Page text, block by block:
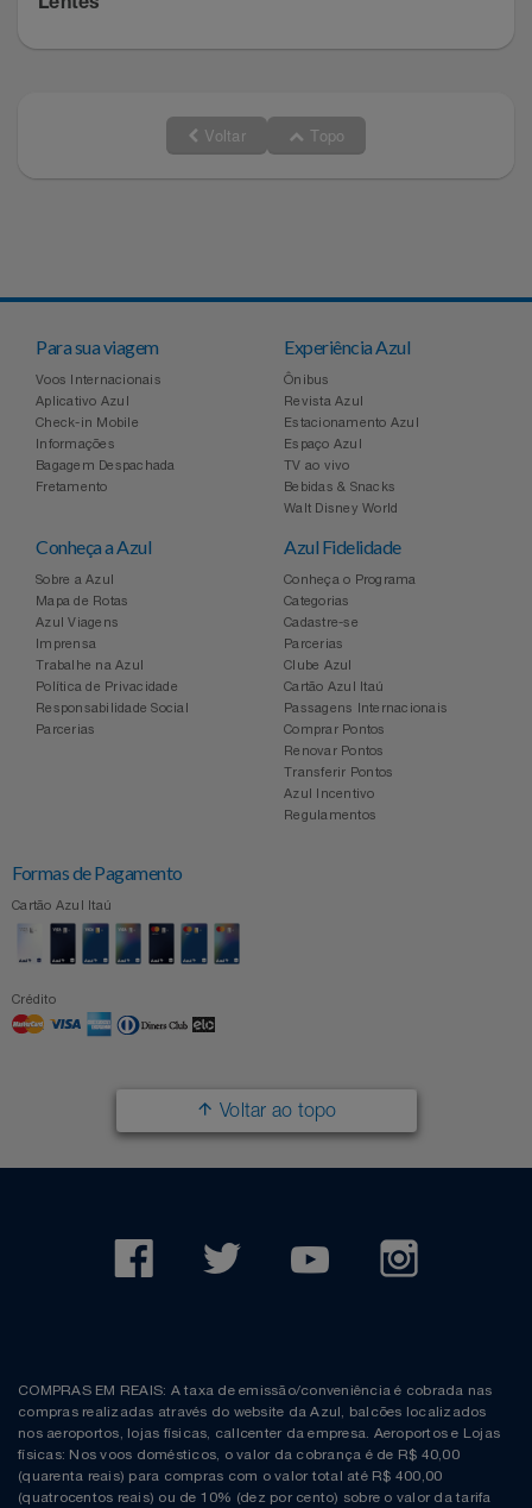
Weconnect
Lentes
Voltar Topo
Para sua viagem
Voos Internacionais
Aplicativo Azul
Check-in Mobile
Informações
Bagagem Despachada
Fretamento
Experiência Azul
Ônibus
Revista Azul
Estacionamento Azul
Espaço Azul
TV ao vivo
Bebidas & Snacks
Walt Disney World
Conheça a Azul
Sobre a Azul
Mapa de Rotas
Azul Viagens
Imprensa
Trabalhe na Azul
Política de Privacidade
Responsabilidade Social
Parcerias
Azul Fidelidade
Conheça o Programa
Categorias
Cadastre-se
Parcerias
Clube Azul
Cartão Azul Itaú
Passagens Internacionais
Comprar Pontos
Renovar Pontos
Transferir Pontos
Azul Incentivo
Regulamentos
Formas de Pagamento
Cartão Azul Itaú
Crédito
Voltar ao topo
COMPRAS EM REAIS: A taxa de emissão/conveniência é cobrada nas
compras realizadas através do website da Azul, balcões localizados
nos aeroportos, lojas físicas, callcenter da empresa. Aeroportos e Lojas
físicas: Nos voos domésticos, o valor da cobrança é de R$ 40,00
(quarenta reais) para compras com o valor total até R$ 400,00
(quatrocentos reais) ou de 10% (dez por cento) sobre o valor da tarifa